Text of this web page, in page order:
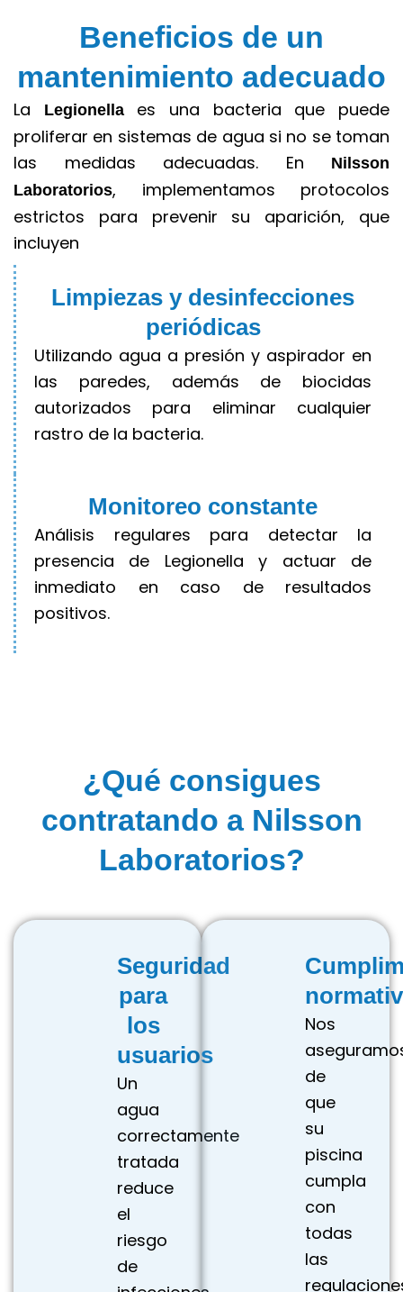
Beneficios de un
mantenimiento adecuado
La Legionellaes una bacteria que puede
proliferar en sistemas de agua si no se toman
las medidas adecuadas. En
Nilsson
Laboratorios, implementamos protocolos
estrictos para prevenir su aparición, que
incluyen
Limpiezas y desinfecciones
periódicas
Utilizando agua a presión y aspirador en
las paredes, además de biocidas
autorizados para eliminar cualquier
rastro de la bacteria.
Monitoreo constante
Análisis regulares para detectar la
presencia de Legionella y actuar de
inmediato en caso de resultados
positivos.
¿Qué consigues
contratando a Nilsson
Laboratorios?
Seguridad
para
los
usuarios
Un
agua
correctamente
tratada
reduce
el
riesgo
de
Nos
de
que
su
piscina
cumpla
con
todas
las